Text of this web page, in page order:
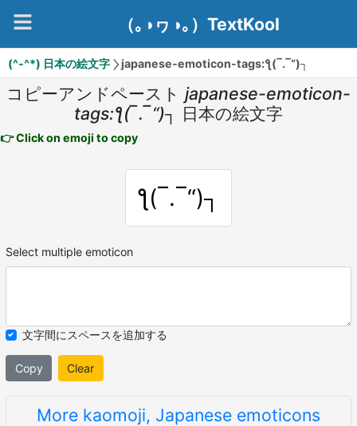
（｡◑ヮ◑｡）TextKool
(^-^*) 日本の絵文字 japanese-emoticon-tags:ƪ(‾.‾“)┐
コピーアンドペースト japanese-emoticon-
tags:ƪ(‾.‾“)┐ 日本の絵文字
👉 Click on emoji to copy
ƪ(‾.‾“)┐
Select multiple emoticon
文字間にスペースを追加する
Copy Clear
More kaomoji, Japanese emoticons